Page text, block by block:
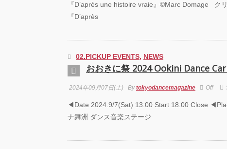
『D’après une histoire vraie』©Marc Domage ク
『D’après
02.PICKUP EVENTS, NEWS
おおきに祭 2024 Ookini Dance
2024年09月07日(土) Bytokyodancemagazine Off
◀︎Date 2024.9/7(Sat) 13:00 Start 18:00 Close
ナ舞洲 ダンス音楽ステージ